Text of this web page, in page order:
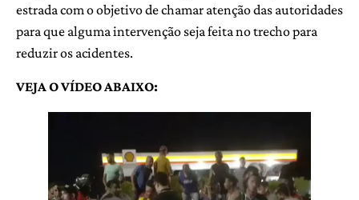
estrada com o objetivo de chamar atenção das autoridades
para que alguma intervenção seja feita no trecho para
reduzir os acidentes.
VEJA O VÍDEO ABAIXO: